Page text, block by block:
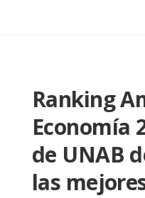
Ranking
Economía
de UNAB
las